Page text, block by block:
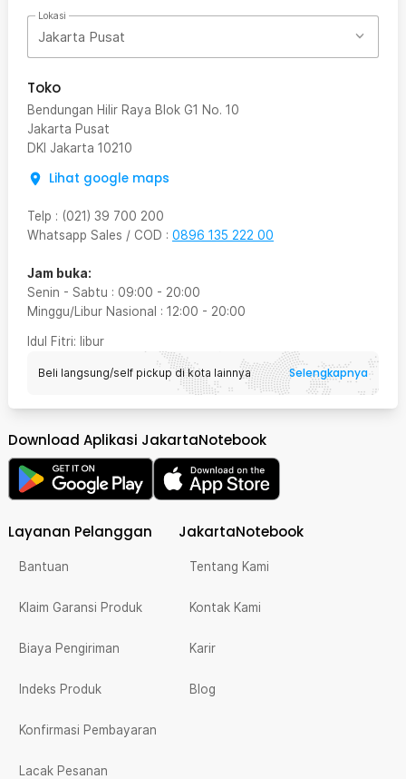
Lokasi
Jakarta Pusat
Toko
Bendungan Hilir Raya Blok G1 No. 10
Jakarta Pusat
DKI Jakarta 10210
Lihat google maps
Telp : (021) 39 700 200
Whatsapp Sales / COD : 0896 135 222 00
Jam buka:
Senin - Sabtu : 09:00 - 20:00
Minggu/Libur Nasional : 12:00 - 20:00
Idul Fitri: libur
Beli langsung/self pickup di kota lainnya Selengkapnya
Download Aplikasi JakartaNotebook
Layanan Pelanggan
Bantuan
Klaim Garansi Produk
Biaya Pengiriman
Indeks Produk
Konfirmasi Pembayaran
Lacak Pesanan
JakartaNotebook
Tentang Kami
Kontak Kami
Karir
Blog